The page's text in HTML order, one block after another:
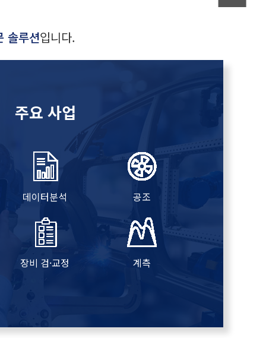
솔루션입니다.
주요 사업
데이터분석 공조
장비 검·교정 계측